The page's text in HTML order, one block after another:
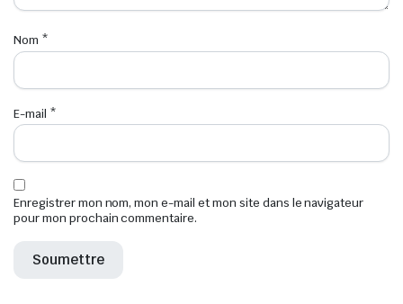
Nom *
E-mail *
Enregistrer mon nom, mon e-mail et mon site dans le navigateur
pour mon prochain commentaire.